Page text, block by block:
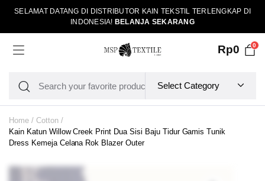
SELAMAT DATANG DI DISTRIBUTOR KAIN TEKSTIL TERLENGKAP DI
INDONESIA! BELANJA SEKARANG
Rp0 0
Home
Cotton
Kain Katun Willow Creek Print Dua Sisi Baju Tidur Gamis Tunik
Dress Kemeja Celana Rok Blazer Outer